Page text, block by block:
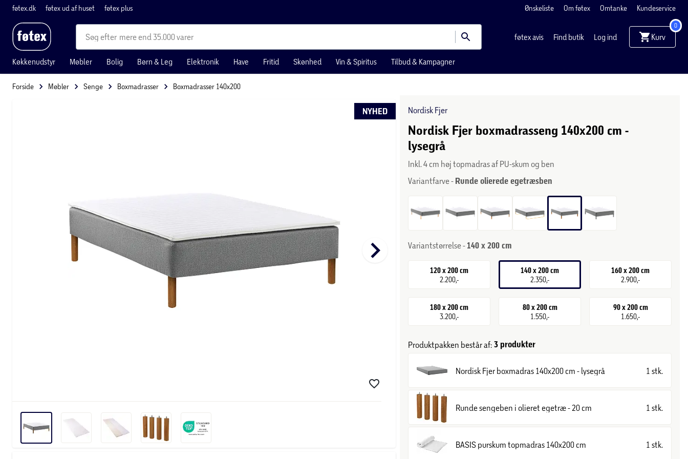
føtex.dk føtex ud af huset føtex plus Ønskeliste Om føtex Omtanke Kundeservice
mere end 35.000 varer føtex avis Find butik Log ind Kurv
0
Køkkenudstyr Møbler Bolig Børn & Leg Elektronik Have Fritid Skønhed Vin & Spiritus Tilbud & Kampagner
Forside Møbler Senge Boxmadrasser Boxmadrasser 140x200
NYHED
keyboard_arrow_right
Nordisk Fjer
Nordisk Fjer boxmadrasseng 140x200 cm -
lysegrå
Inkl. 4 cm høj topmadras af PU-skum og ben
Variantfarve - Runde olierede egetræsben
Variantstørrelse - 140 x 200 cm
120 x 200 cm
2.200,-
140 x 200 cm
2.350,-
160 x 200 cm
2.900,-
180 x 200 cm
3.200,-
80 x 200 cm
1.550,-
90 x 200 cm
1.650,-
Produktpakken består af: 3 produkter
Nordisk Fjer boxmadras 140x200 cm - lysegrå 1 stk.
Runde sengeben i olieret egetræ - 20 cm 1 stk.
BASIS purskum topmadras 140x200 cm 1 stk.